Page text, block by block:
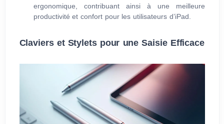
ergonomique, contribuant ainsi à une meilleure
productivité et confort pour les utilisateurs d’iPad.
Claviers et Stylets pour une Saisie Efficace